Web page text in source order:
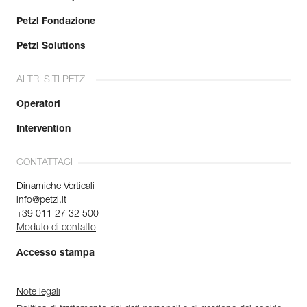
Petzl Fondazione
Petzl Solutions
ALTRI SITI PETZL
Operatori
Intervention
CONTATTACI
Dinamiche Verticali
info@petzl.it
+39 011 27 32 500
Modulo di contatto
Accesso stampa
Note legali